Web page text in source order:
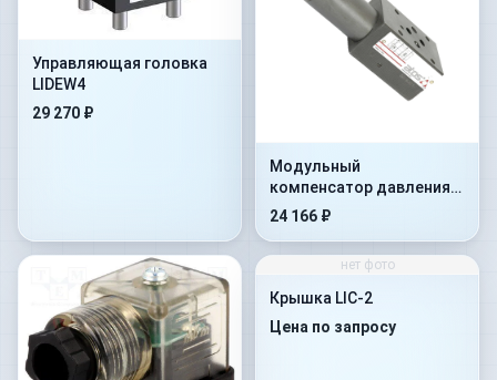
Управляющая головка
LIDEW4
29 270 ₽
Модульный
компенсатор давления
HC-011/30
24 166 ₽
нет фото
Крышка LIC-2
Цена по запросу